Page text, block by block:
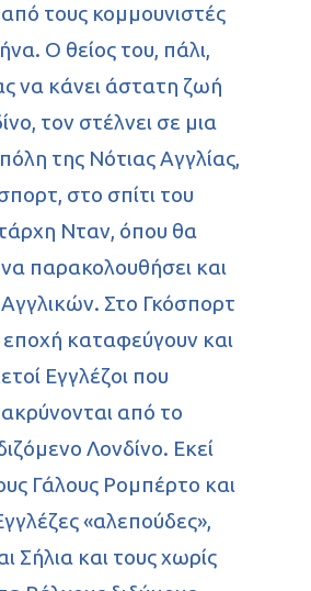
τους κομμουνιστές
Ο θείος του, πάλι,
να κάνει άστατη ζωή
τον στέλνει σε μια
της Νότιας Αγγλίας,
στο σπίτι του
Νταν, όπου θα
παρακολουθήσει και
Στο Γκόσπορτ
εποχή καταφεύγουν και
Εγγλέζοι που
από το
Λονδίνο. Εκεί
Γάλους Ρομπέρτο και
«αλεπούδες»,
Σήλια και τους χωρίς